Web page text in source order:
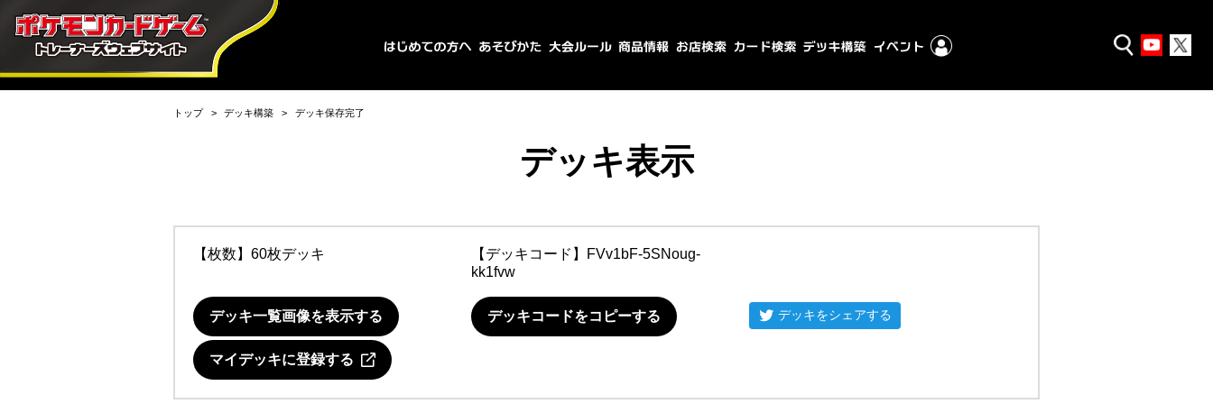
トップ デッキ構築 デッキ保存完了
デッキ表示
【枚数】60枚デッキ 【デッキコード】
FVv1bF-5SNoug-
kk1fvw
デッキ一覧画像を表示する デッキコードをコピーする デッキをシェアする
マイデッキに登録する